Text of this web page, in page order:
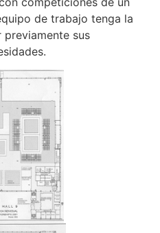
de trabajo tenga la
sus